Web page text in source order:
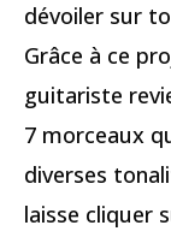
dévoiler sur
Grâce à ce
guitariste
7 morceaux
diverses
laisse cliquer